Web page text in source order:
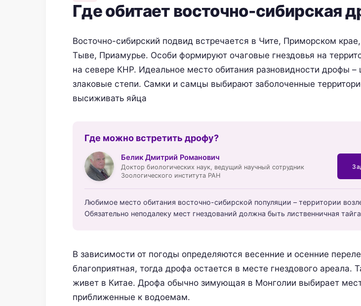
Где обитает восточно-сибирская
Восточно-сибирский подвид встречается в Чите, Приморском
Тыве, Приамурье. Особи формируют очаговые гнездовья на
на севере КНР. Идеальное место обитания разновидности дрофы –
злаковые степи. Самки и самцы выбирают заболоченные
высиживать яйца
Где можно встретить дрофу?
Белик Дмитрий Романович
Доктор биологических наук, ведущий научный сотрудник
Зоологического института РАН
Любимое место обитания восточно-сибирской популяции – территории
Обязательно неподалеку мест гнездований должна быть лиственничная
В зависимости от погоды определяются весенние и осенние
благоприятная, тогда дрофа остается в месте гнездового ареала.
живет в Китае. Дрофа обычно зимующая в Монголии выбирает
приближенные к водоемам.